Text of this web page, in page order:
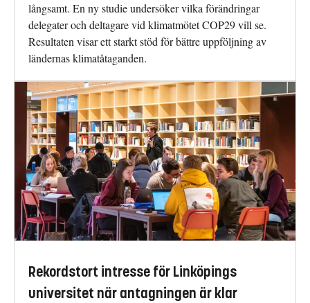
långsamt. En ny studie undersöker vilka förändringar
delegater och deltagare vid klimatmötet COP29 vill se.
Resultaten visar ett starkt stöd för bättre uppföljning av
ländernas klimatåtaganden.
Rekordstort intresse för Linköpings
universitet när antagningen är klar